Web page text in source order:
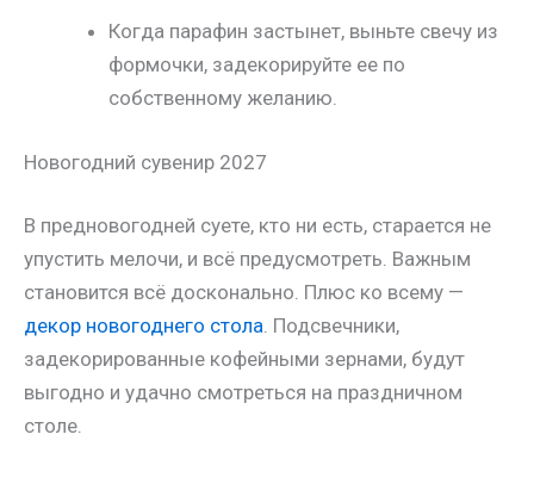
Когда парафин застынет, выньте свечу из
формочки, задекорируйте ее по
собственному желанию.
Новогодний сувенир 2027
В предновогодней суете, кто ни есть, старается не
упустить мелочи, и всё предусмотреть. Важным
становится всё досконально. Плюс ко всему —
декор новогоднего стола. Подсвечники,
задекорированные кофейными зернами, будут
выгодно и удачно смотреться на праздничном
столе.